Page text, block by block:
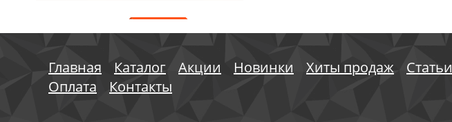
АКЦИИ
Главная Каталог Акции Новинки Хиты продаж Статьи
Оплата
Контакты